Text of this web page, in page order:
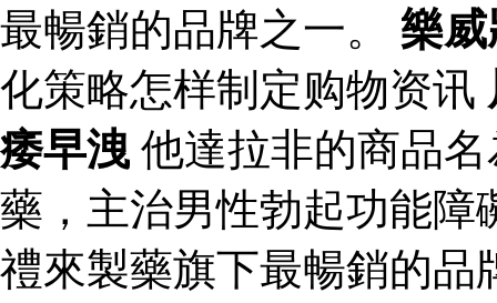
最暢銷的品牌之一。 樂威
化策略怎样制定购物资讯
痿早洩 他達拉非的商品
藥，主治男性勃起功能障
禮來製藥旗下最暢銷的品